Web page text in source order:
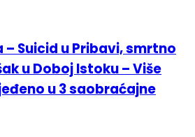
– Suicid u Pribavi, smrtno
u Doboj Istoku – Više
u 3 saobraćajne